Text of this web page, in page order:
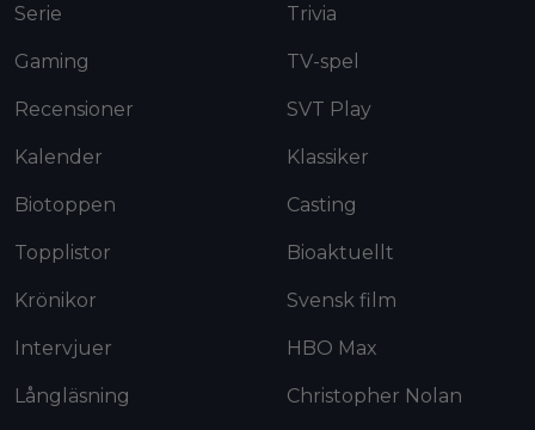
Serie
Gaming
Recensioner
Kalender
Biotoppen
Topplistor
Krönikor
Intervjuer
Långläsning
Trivia
TV-spel
SVT Play
Klassiker
Casting
Bioaktuellt
Svensk film
HBO Max
Christopher Nolan